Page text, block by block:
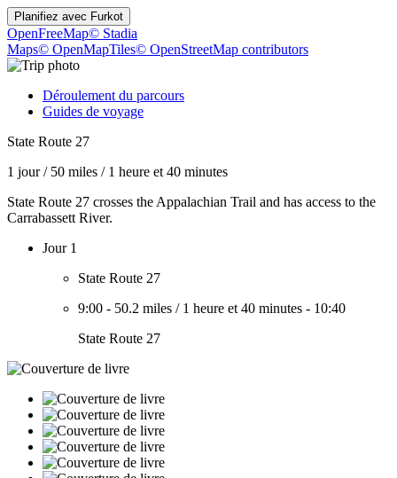
Planifiez avec Furkot
OpenFreeMap© Stadia
Maps© OpenMapTiles© OpenStreetMap contributors
Déroulement du parcours
Guides de voyage
State Route 27
1 jour/ 50 miles / 1 heure et 40 minutes
State Route 27 crosses the Appalachian Trail and has access to the
Carrabassett River.
Jour 1
State Route 27
9:00 - 50.2 miles / 1 heure et 40 minutes - 10:40
State Route 27